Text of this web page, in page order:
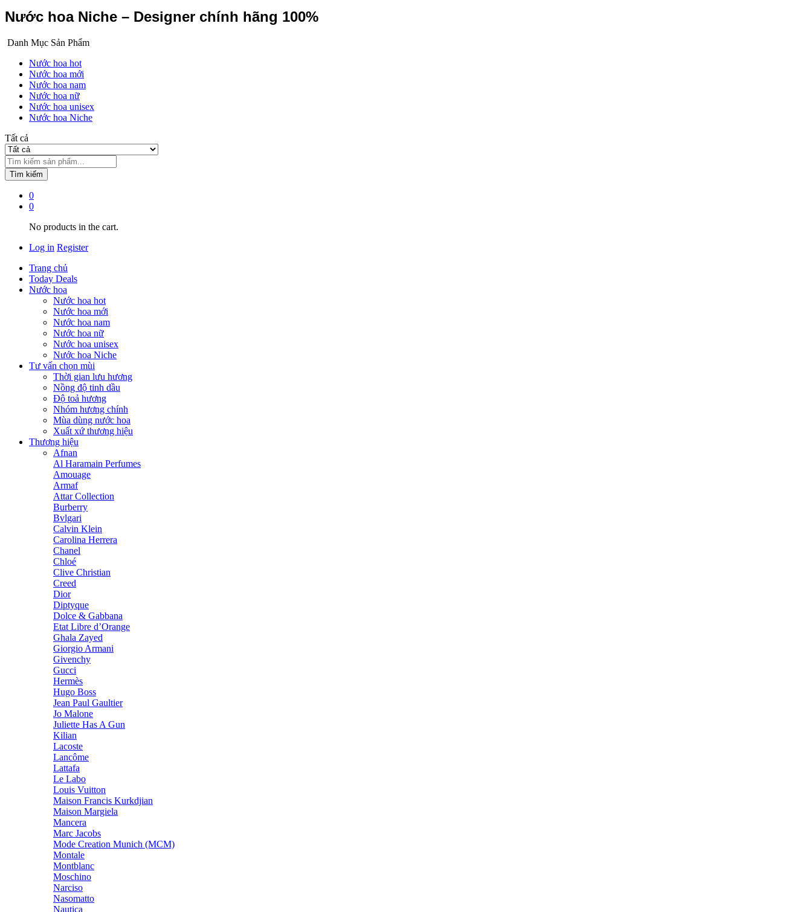
Nước hoa Niche – Designer chính hãng 100%
Danh Mục Sản Phẩm
Nước hoa hot
Nước hoa mới
Nước hoa nam
Nước hoa nữ
Nước hoa unisex
Nước hoa Niche
Tất cả
Tìm kiếm
0
0
No products in the cart.
Log in Register
Trang chủ
Today Deals
Nước hoa
Nước hoa hot
Nước hoa mới
Nước hoa nam
Nước hoa nữ
Nước hoa unisex
Nước hoa Niche
Tư vấn chọn mùi
Thời gian lưu hương
Nồng độ tinh dầu
Độ toả hương
Nhóm hương chính
Mùa dùng nước hoa
Xuất xứ thương hiệu
Thương hiệu
Afnan
Al Haramain Perfumes
Amouage
Armaf
Attar Collection
Burberry
Bvlgari
Calvin Klein
Carolina Herrera
Chanel
Chloé
Clive Christian
Creed
Dior
Diptyque
Dolce & Gabbana
Etat Libre d’Orange
Ghala Zayed
Giorgio Armani
Givenchy
Gucci
Hermès
Hugo Boss
Jean Paul Gaultier
Jo Malone
Juliette Has A Gun
Kilian
Lacoste
Lancôme
Lattafa
Le Labo
Louis Vuitton
Maison Francis Kurkdjian
Maison Margiela
Mancera
Marc Jacobs
Mode Creation Munich (MCM)
Montale
Montblanc
Moschino
Narciso
Nasomatto
Nautica